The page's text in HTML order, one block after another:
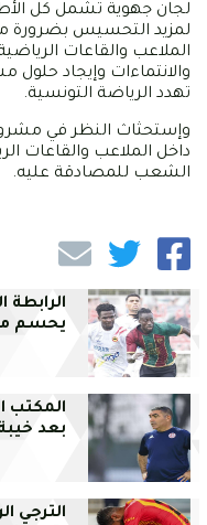
لجان جهوية تشمل كل
لمزيد التحسيس بضرورة
الملاعب والقاعات
والانتماءات وإيجاد
تهدد الرياضة التونسية.
وإستحثاث النظر في
داخل الملاعب والقاعات
الشعب للمصادقة عليه.
الرابطة
يحسم
المكتب
بعد
الترجي